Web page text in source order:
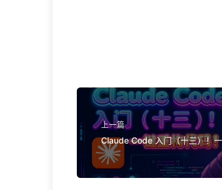
上一篇
Claude Code 入门（十三）！